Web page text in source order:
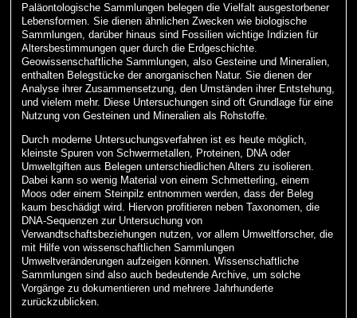
Paläontologische Sammlungen belegen die Vielfalt ausgestorbener
Lebensformen. Sie dienen ähnlichen Zwecken wie biologische
Sammlungen, darüber hinaus sind Fossilien wichtige Indizien für
Altersbestimmungen quer durch die Erdgeschichte.
Geowissenschaftliche Sammlungen, also Gesteine und Mineralien,
enthalten Belegstücke der anorganischen Natur. Sie dienen der
Analyse ihrer Zusammensetzung, den Umständen ihrer Entstehung,
und vielem mehr. Diese Untersuchungen sind oft Grundlage für eine
Nutzung von Gesteinen und Mineralien als Rohstoffe.
Durch moderne Untersuchungsverfahren ist es heute möglich,
kleinste Spuren von Schwermetallen, Proteinen, DNA oder
Umweltgiften aus Belegen unterschiedlichen Alters zu isolieren.
Dabei kann so wenig Material von einem Schmetterling, einem
Moos oder einem Steinpilz entnommen werden, dass der Beleg
kaum beschädigt wird. Hiervon profitieren neben Taxonomen, die
DNA-Sequenzen zur Untersuchung von
Verwandtschaftsbeziehungen nutzen, vor allem Umweltforscher, die
mit Hilfe von wissenschaftlichen Sammlungen
Umweltveränderungen aufzeigen können. Wissenschaftliche
Sammlungen sind also auch bedeutende Archive, um solche
Vorgänge zu dokumentieren und mehrere Jahrhunderte
zurückzublicken.